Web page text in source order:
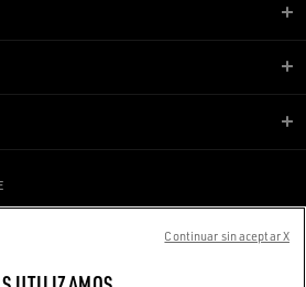
y estás teniendo problemas?
Continuar sin aceptar X